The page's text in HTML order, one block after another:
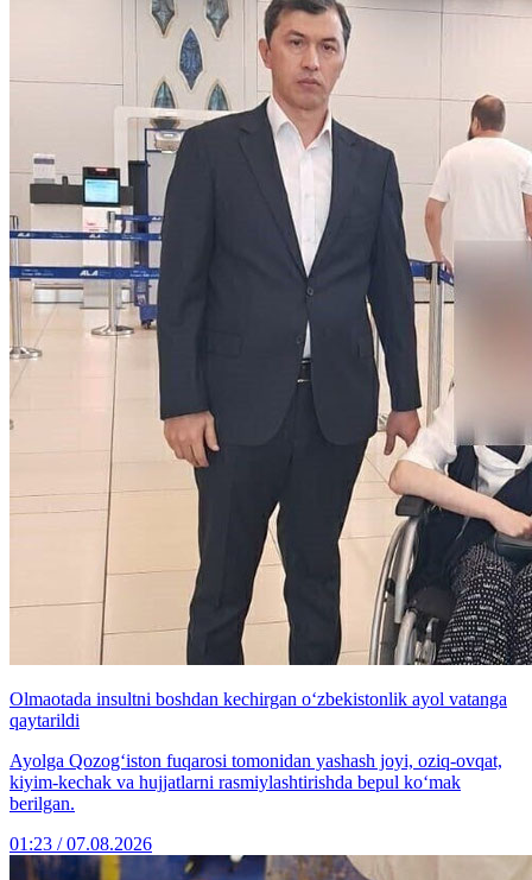
Olmaotada insultni boshdan kechirgan o‘zbekistonlik ayol vatanga
qaytarildi
Ayolga Qozog‘iston fuqarosi tomonidan yashash joyi, oziq-ovqat,
kiyim-kechak va hujjatlarni rasmiylashtirishda bepul ko‘mak
berilgan.
01:23 / 07.08.2026